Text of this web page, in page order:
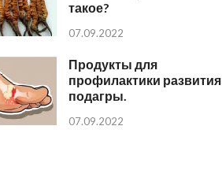
такое?
07.09.2022
Продукты для
профилактики развития
подагры.
07.09.2022